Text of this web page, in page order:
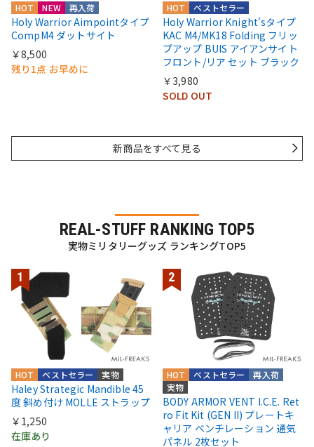
HOT NEW 再入荷
Holy Warrior Aimpointタイプ
CompM4 ダットサイト
￥8,500
残り1点 お早めに
HOT ベストセラー
Holy Warrior Knight'sタイプ
KAC M4/MK18 Folding フリッ
プアップ BUIS アイアンサイト
フロント/リア セット ブラック
￥3,980
SOLD OUT
新商品をすべて見る
REAL-STUFF RANKING TOP5
実物ミリタリーグッズ ランキングTOP5
実物
ベストセラー
HOT
Haley Strategic Mandible 45
度 斜め付け MOLLE ストラップ
￥1,250
在庫あり
実物
再入荷
ベストセラー
HOT
BODY ARMOR VENT I.C.E. Ret
ro Fit Kit (GEN II) プレートキ
ャリア ベンチレーション 通気
パネル 2枚セット